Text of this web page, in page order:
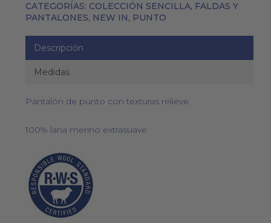
CATEGORÍAS: COLECCIÓN SENCILLA, FALDAS Y
PANTALONES, NEW IN, PUNTO
Descripción
Medidas
Pantalón de punto con texturas relieve
100% lana merino extrasuave